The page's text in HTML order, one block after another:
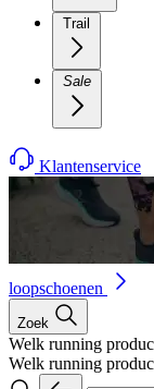
Trail
Sale
Klantenservice
loopschoenen
Zoek
Welk running
Welk running